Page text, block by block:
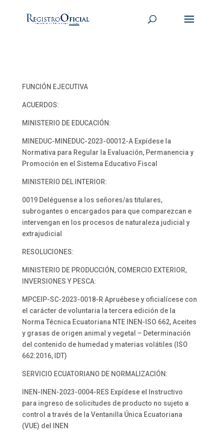
FUNCIÓN EJECUTIVA
ACUERDOS:
MINISTERIO DE EDUCACIÓN:
MINEDUC-MINEDUC-2023-00012-A Expídese la
Normativa para Regular la Evaluación, Permanencia y
Promoción en el Sistema Educativo Fiscal
MINISTERIO DEL INTERIOR:
0019 Deléguense a los señores/as titulares,
subrogantes o encargados para que comparezcan e
intervengan en los procesos de naturaleza judicial y
extrajudicial
RESOLUCIONES:
MINISTERIO DE PRODUCCIÓN, COMERCIO EXTERIOR,
INVERSIONES Y PESCA:
MPCEIP-SC-2023-0018-R Apruébese y oficialícese con
el carácter de voluntaria la tercera edición de la
Norma Técnica Ecuatoriana NTE INEN-ISO 662, Aceites
y grasas de origen animal y vegetal – Determinación
del contenido de humedad y materias volátiles (ISO
662:2016, IDT)
SERVICIO ECUATORIANO DE NORMALIZACIÓN:
INEN-INEN-2023-0004-RES Expídese el Instructivo
para ingreso de solicitudes de producto no sujeto a
control a través de la Ventanilla Única Ecuatoriana
(VUE) del INEN